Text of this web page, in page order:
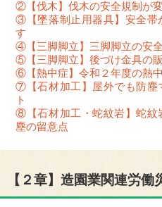
②【伐木】伐木の安全規制が
③【墜落制止用器具】安全帯
す
④【三脚脚立】三脚脚立の安
⑤【三脚脚立】後づけ金具の
⑥【熱中症】令和２年度の熱
⑦【石材加工】屋外でも防
ト
⑧【石材加工・蛇紋岩】蛇紋
塵の留意点
【２章】造園業関連労働